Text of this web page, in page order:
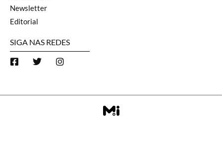
Newsletter
Editorial
SIGA NAS REDES